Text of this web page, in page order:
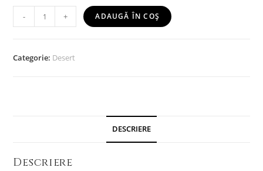
- + ADAUGĂ ÎN COȘ
Categorie: Desert
DESCRIERE
Descriere